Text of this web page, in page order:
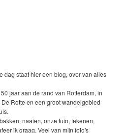
dag staat hier een blog, over van alles
jaar aan de rand van Rotterdam, in
Rotte en een groot wandelgebied
naaien, onze tuin, tekenen,
ik graag. Veel van mijn foto's